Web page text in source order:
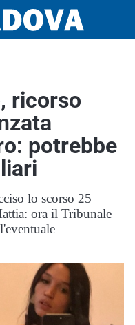
ricorso
potrebbe
lo scorso 25
ora il Tribunale